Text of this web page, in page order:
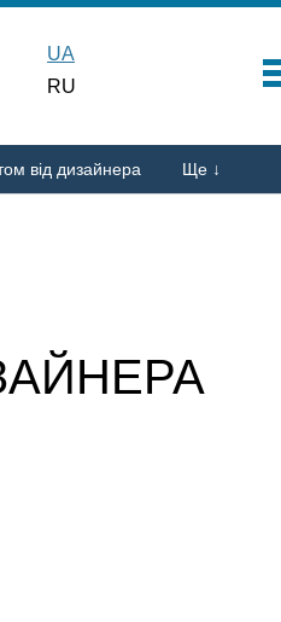
UA
RU
від дизайнера Ще ↓